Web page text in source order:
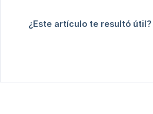
¿Este artículo te resultó útil?